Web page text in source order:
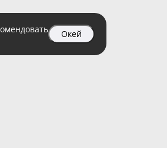
Окей